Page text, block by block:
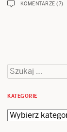
KOMENTARZE (7)
Szukaj:
KATEGORIE
Kategorie